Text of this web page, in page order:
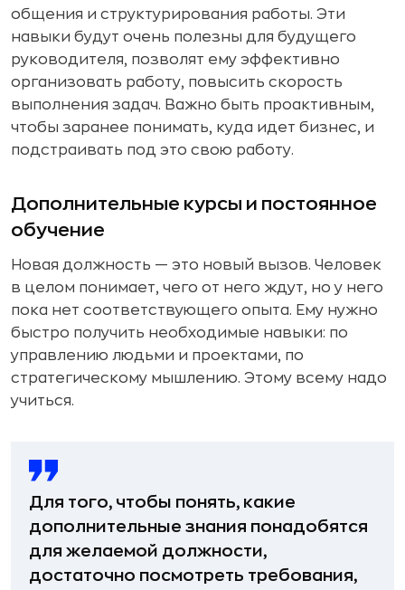
общения и структурирования работы. Эти
навыки будут очень полезны для будущего
руководителя, позволят ему эффективно
организовать работу, повысить скорость
выполнения задач. Важно быть проактивным,
чтобы заранее понимать, куда идет бизнес, и
подстраивать под это свою работу.
Дополнительные курсы и постоянное
обучение
Новая должность — это новый вызов. Человек
в целом понимает, чего от него ждут, но у него
пока нет соответствующего опыта. Ему нужно
быстро получить необходимые навыки: по
управлению людьми и проектами, по
стратегическому мышлению. Этому всему надо
учиться.
Для того, чтобы понять, какие
дополнительные знания понадобятся
для желаемой должности,
достаточно посмотреть требования,